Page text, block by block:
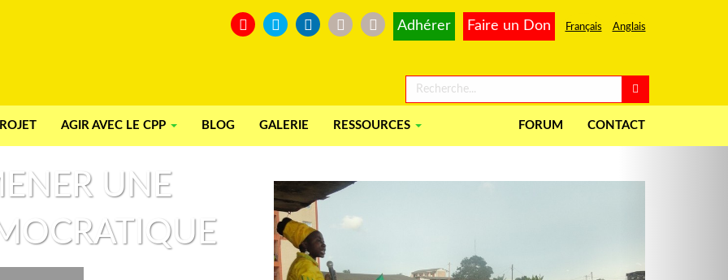
Adhérer Faire un Don Français Anglais
AGIR AVEC LE CPP BLOG GALERIE RESSOURCES FORUM CONTACT